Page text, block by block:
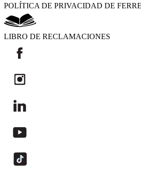
POLÍTICA DE PRIVACIDAD DE
LIBRO DE RECLAMACIONES